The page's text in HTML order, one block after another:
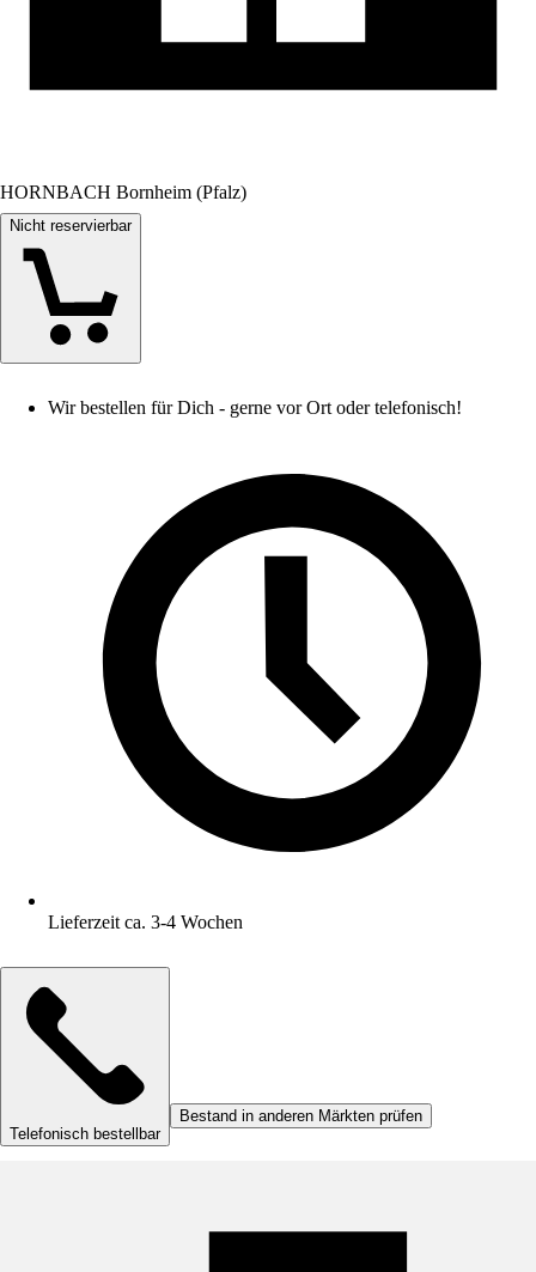
HORNBACH Bornheim (Pfalz)
Nicht reservierbar
Wir bestellen für Dich - gerne vor Ort oder telefonisch!
Lieferzeit ca. 3-4 Wochen
Telefonisch bestellbar
Bestand in anderen Märkten prüfen